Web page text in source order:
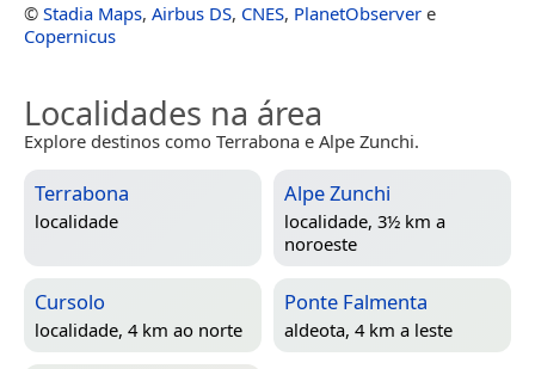
© Stadia Maps, Airbus DS, CNES, PlanetObserver e
Copernicus
Localidades na área
Explore destinos como Terrabona e Alpe Zunchi.
Terrabona
localidade
Alpe Zunchi
localidade, 3½ km a
noroeste
Cursolo
localidade, 4 km ao norte
Ponte Falmenta
aldeota, 4 km a leste